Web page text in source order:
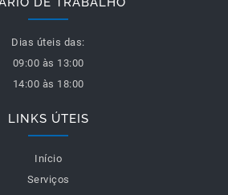
Dias úteis das:
09:00 às 13:00
14:00 às 18:00
LINKS ÚTEIS
Início
Serviços